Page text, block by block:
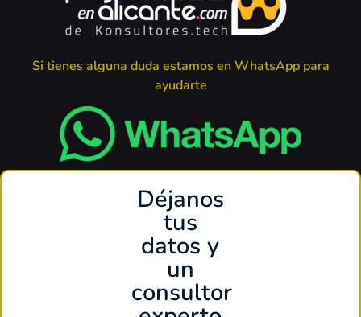
Si tienes alguna duda estamos en WhatsApp para
ayudarte
Déjanos
tus
datos y
un
consultor